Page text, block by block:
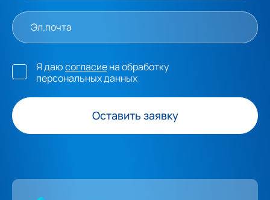
Оставить заявку
Я даюсогласиена обработку
персональных данных